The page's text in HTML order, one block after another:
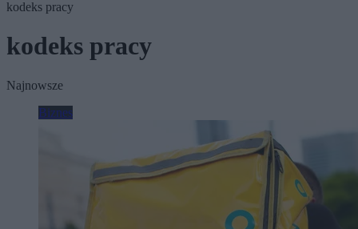
kodeks pracy
kodeks pracy
Najnowsze
Biznes